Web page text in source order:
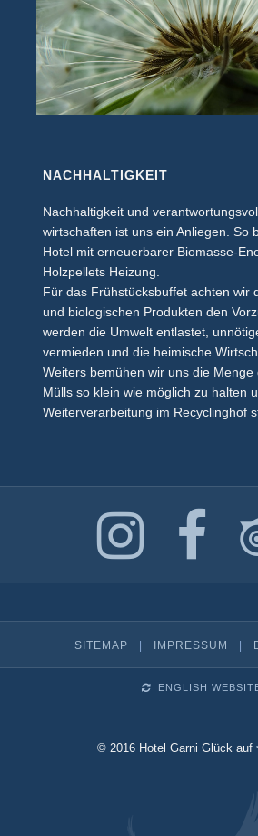
NACHHALTIGKEIT
Nachhaltigkeit und
wirtschaften ist uns ein Anliegen. So
Hotel mit erneuerbarer Biomasse-
Holzpellets Heizung.
Für das Frühstücksbuffet achten wir
und biologischen Produkten den
werden die Umwelt entlastet,
vermieden und die heimische
Weiters bemühen wir uns die Menge
Mülls so klein wie möglich zu halten
Weiterverarbeitung im Recyclinghof
SITEMAP IMPRESSUM
ENGLISH
© 2016 Hotel Garni Glück auf